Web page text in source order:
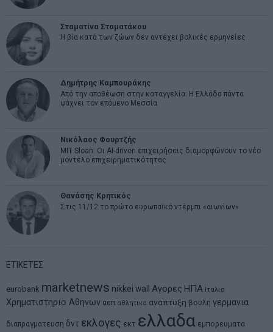
Σταματίνα Σταματάκου
Η βία κατά των ζώων δεν αντέχει βολικές ερμηνείες
Δημήτρης Καμπουράκης
Από την αποθέωση στην καταγγελία: Η Ελλάδα πάντα
ψάχνει τον επόμενο Μεσσία
Νικόλαος Φουρτζής
MIT Sloan: Οι AI-driven επιχειρήσεις διαμορφώνουν το νέο
μοντέλο επιχειρηματικότητας
Θανάσης Κρητικός
Στις 11/12 το πρώτο ευρωπαϊκό ντέρμπι «αιωνίων»
ΕΤΙΚΕΤΕΣ
eurobank marketnews nikkei wall Αγορες ΗΠΑ Ιταλια
Χρηματιστηριο Αθηνων αεπ αθλητικα αναπτυξη βουλη γερμανια
διαπραγματευση δντ εκλογες εκτ ελλαδα εμπορευματα